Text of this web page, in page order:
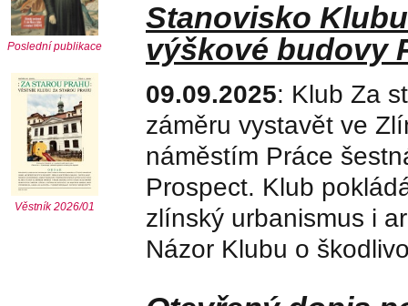
Poslední publikace
Věstník 2026/01
Stanovisko
výškové budovy
09.09.2025: Klub Za
záměru vystavět ve
náměstím Práce
Prospect. Klub
zlínský urbanismus i
Názor Klubu o